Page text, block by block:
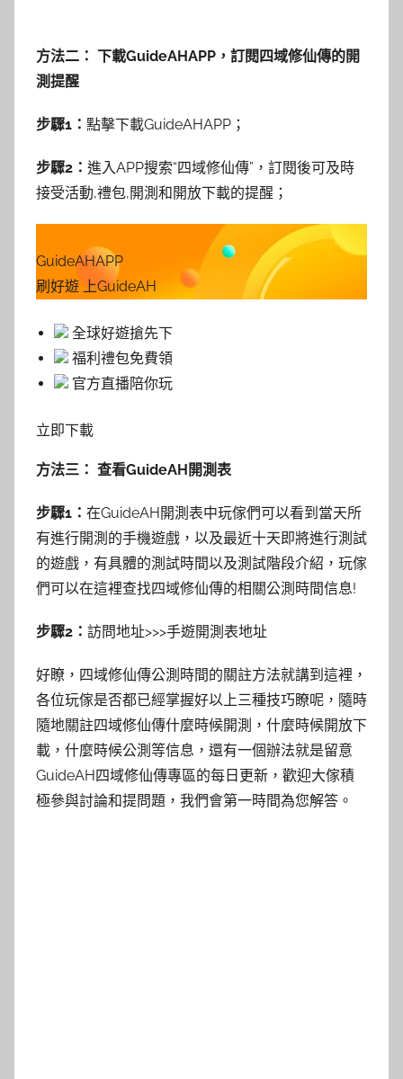
方法二： 下載GuideAHAPP，訂閱四域修仙傳的開
測提醒
步驟1： 點擊下載GuideAHAPP；
步驟2： 進入APP搜索“四域修仙傳”，訂閱後可及時
接受活動,禮包,開測和開放下載的提醒；
GuideAHAPP
刷好遊 上GuideAH
全球好遊搶先下
福利禮包免費領
官方直播陪你玩
立即下載
方法三： 查看GuideAH開測表
步驟1： 在GuideAH開測表中玩傢們可以看到當天所
有進行開測的手機遊戲，以及最近十天即將進行測試
的遊戲，有具體的測試時間以及測試階段介紹，玩傢
們可以在這裡查找四域修仙傳的相關公測時間信息!
步驟2： 訪問地址>>>手遊開測表地址
好瞭，四域修仙傳公測時間的關註方法就講到這裡，
各位玩傢是否都已經掌握好以上三種技巧瞭呢，隨時
隨地關註四域修仙傳什麼時候開測，什麼時候開放下
載，什麼時候公測等信息，還有一個辦法就是留意
GuideAH四域修仙傳專區的每日更新，歡迎大傢積
極參與討論和提問題，我們會第一時間為您解答。